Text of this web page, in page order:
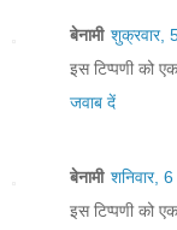
बेनामी शुक्रवार,
इस टिप्पणी को एक
जवाब दें
बेनामी शनिवार,
इस टिप्पणी को एक